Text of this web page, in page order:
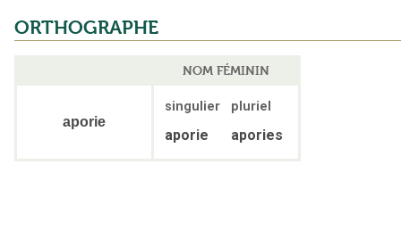
ORTHOGRAPHE
NOM FÉMININ
aporie
singulier pluriel
aporie apories